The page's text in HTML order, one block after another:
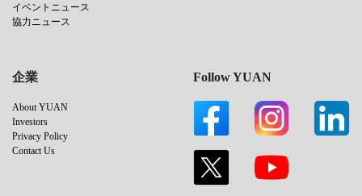
イベントニュース
協力ニュース
企業
About YUAN
Investors
Privacy Policy
Contact Us
Follow YUAN